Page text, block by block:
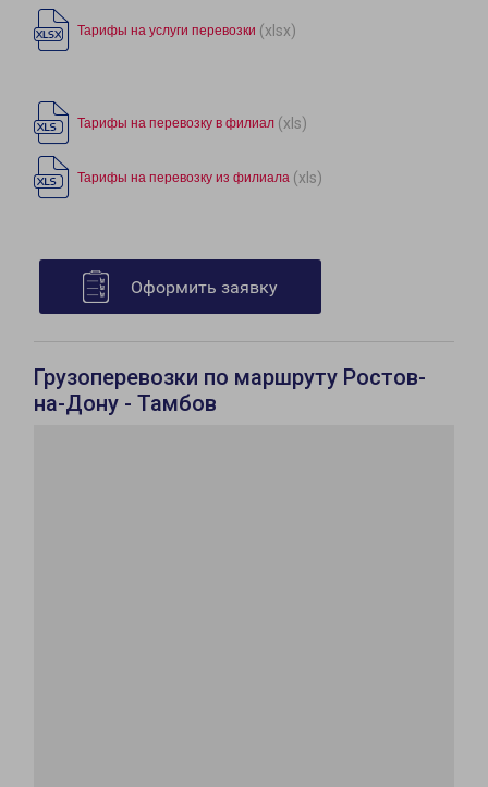
Тарифы на услуги перевозки (xlsx)
Тарифы на перевозку в филиал (xls)
Тарифы на перевозку из филиала (xls)
Оформить заявку
Грузоперевозки по маршруту Ростов-
на-Дону - Тамбов